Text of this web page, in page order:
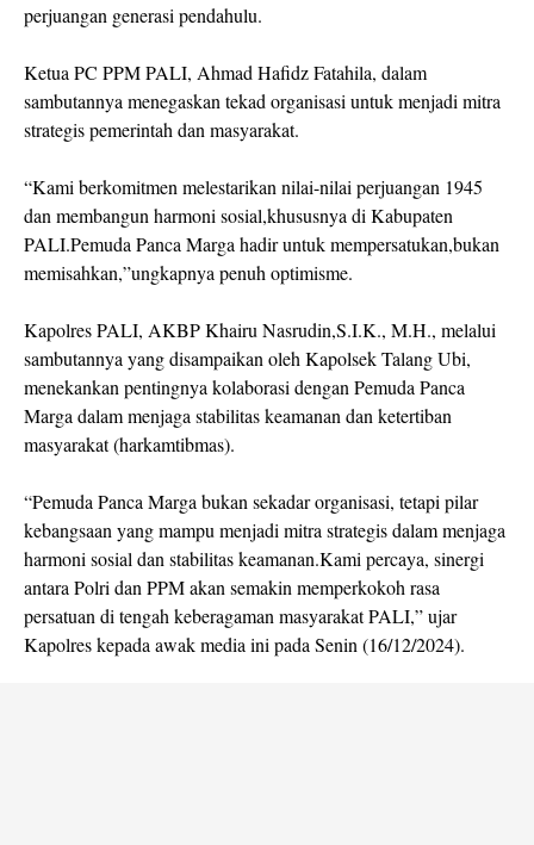
perjuangan generasi pendahulu.
Ketua PC PPM PALI, Ahmad Hafidz Fatahila, dalam
sambutannya menegaskan tekad organisasi untuk menjadi mitra
strategis pemerintah dan masyarakat.
“Kami berkomitmen melestarikan nilai-nilai perjuangan 1945
dan membangun harmoni sosial,khususnya di Kabupaten
PALI.Pemuda Panca Marga hadir untuk mempersatukan,bukan
memisahkan,”ungkapnya penuh optimisme.
Kapolres PALI, AKBP Khairu Nasrudin,S.I.K., M.H., melalui
sambutannya yang disampaikan oleh Kapolsek Talang Ubi,
menekankan pentingnya kolaborasi dengan Pemuda Panca
Marga dalam menjaga stabilitas keamanan dan ketertiban
masyarakat (harkamtibmas).
“Pemuda Panca Marga bukan sekadar organisasi, tetapi pilar
kebangsaan yang mampu menjadi mitra strategis dalam menjaga
harmoni sosial dan stabilitas keamanan.Kami percaya, sinergi
antara Polri dan PPM akan semakin memperkokoh rasa
persatuan di tengah keberagaman masyarakat PALI,” ujar
Kapolres kepada awak media ini pada Senin (16/12/2024).